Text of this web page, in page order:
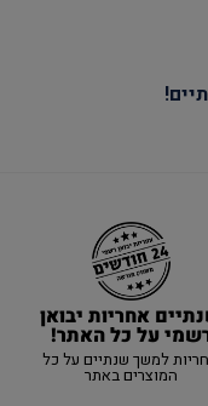
אחריות יבואן
על כל האתר!
למשך שנתיים על כל
המוצרים באתר